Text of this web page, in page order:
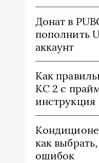
Донат в
пополнить
аккаунт
Как
КС 2 с
инструкция
как
ошибок